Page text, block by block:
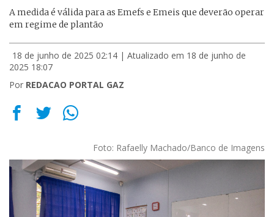
A medida é válida para as Emefs e Emeis que deverão operar
em regime de plantão
18 de junho de 2025 02:14 | Atualizado em 18 de junho de
2025 18:07
Por REDACAO PORTAL GAZ
Foto: Rafaelly Machado/Banco de Imagens